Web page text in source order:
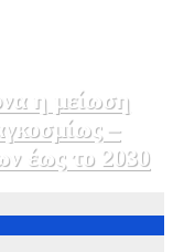
η μείωση
–
έως το 2030